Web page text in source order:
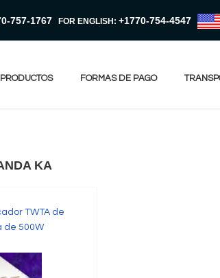
757-1767 FOR ENGLISH: +1770-754-4547
PRODUCTOS FORMAS DE PAGO
KA
TWTA de
de 500W